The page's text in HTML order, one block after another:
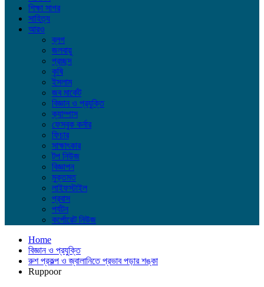
শিক্ষা সাগর
সাহিত্য
আরও
ব্লগ
জলবায়ু
প্রচ্ছদ
কৃষি
ইসলাম
জব মার্কেট
বিজ্ঞান ও প্রযুক্তি
ক্যাম্পাস
ফেসবুক কর্নার
ফিচার
সাক্ষাৎকার
টপ নিউজ
বিজ্ঞাপন
মুক্তমত
লাইফস্টাইল
প্রবাস
পর্যটন
কর্পোরেট নিউজ
Home
বিজ্ঞান ও প্রযুক্তি
রুশ প্রকল্প ও জ্বালানিতে প্রভাব পড়ার শঙ্কা
Ruppoor